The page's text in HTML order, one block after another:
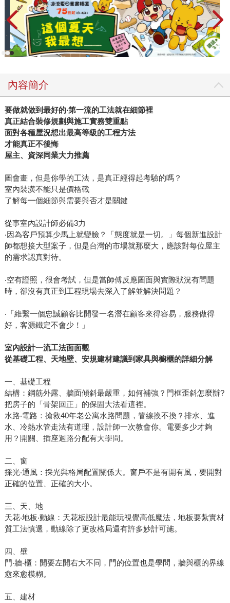
內容簡介
要做就做到最好的‧第一流的工法就在細節裡
真正結合裝修規劃與施工實務雙重點
面對各種屋況想出最高等級的工程方法
才能真正不後悔
屋主、資深同業大力推薦
圖會畫，但是你學的工法，是真正經得起考驗的嗎？
室內裝潢不能只是價格戰
了解每一個細節與需要與否才是關鍵
從事室內設計師必備3力
‧因為客戶預算少馬上就變臉？「態度就是一切。」每個新進設計
師都想接大型案子，但是台灣的市場就那麼大，應該對每位屋主
的需求認真對待。
‧空有證照，很會考試，但是當師傅反應圖面與實際狀況有問題
時，卻沒有真正到工程現場去深入了解並解決問題？
‧「維繫一個忠誠顧客比開發一名潛在顧客來得容易，服務做得
好，客源鐵定不會少！」
室內設計一流工法面面觀
從基礎工程、天地壁、安規建材建議到家具與櫥櫃的詳細分解
一、基礎工程
結構：鋼筋外露、牆面傾斜最嚴重，如何補強？門框歪斜怎麼辦?
把房子的「骨架回正」的保固大法看這裡。
水路‧電路：搶救40年老公寓水路問題，管線換不換？排水、進
水、冷熱水管走法有道理，設計師一次教會你。電要多少才夠
用？開關、插座迴路分配有大學問。
二、窗
採光‧通風：採光與格局配置關係大。窗戶不是有開有風，要開對
正確的位置、正確的大小。
三、天、地
天花‧地板‧動線：天花板設計最能玩視覺高低魔法，地板要紮實材
質工法慎選，動線除了更改格局還有許多妙計可施。
四、壁
門‧牆‧櫃：開要左開右大不同，門的位置也是學問，牆與櫃的界線
愈來愈模糊。
五、建材